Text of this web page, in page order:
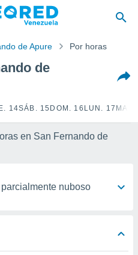
de Apure Por horas
de
14SÁB. 15 DOM. 16 LUN. 17
en San Fernando de
nuboso